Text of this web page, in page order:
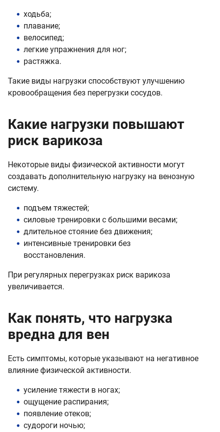
ходьба;
плавание;
велосипед;
легкие упражнения для ног;
растяжка.
Такие виды нагрузки способствуют улучшению
кровообращения без перегрузки сосудов.
Какие нагрузки повышают
риск варикоза
Некоторые виды физической активности могут
создавать дополнительную нагрузку на венозную
систему.
подъем тяжестей;
силовые тренировки с большими весами;
длительное стояние без движения;
интенсивные тренировки без
восстановления.
При регулярных перегрузках риск варикоза
увеличивается.
Как понять, что нагрузка
вредна для вен
Есть симптомы, которые указывают на негативное
влияние физической активности.
усиление тяжести в ногах;
ощущение распирания;
появление отеков;
судороги ночью;